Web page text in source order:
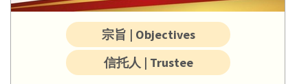
宗旨 | Objectives
信托人 | Trustee